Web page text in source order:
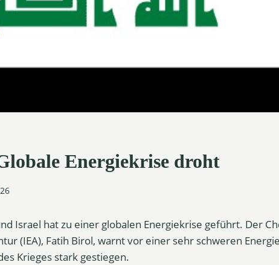
Energiekrise droht
Israel hat zu einer globalen Energiekrise geführt. Der
(IEA), Fatih Birol, warnt vor einer sehr schweren
Krieges stark gestiegen.